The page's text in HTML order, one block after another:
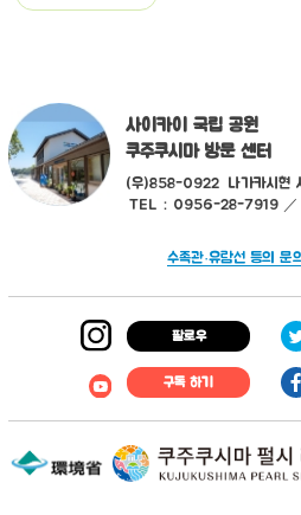
사이카이 국립 공원
쿠주쿠시마 방문 센터
(우)858-0922
나가카시현
TEL：0956-28-7919
수족관·유람선 등의 문
팔로우
구독 하기